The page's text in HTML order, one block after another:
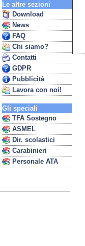
Le altre sezioni
Download
News
FAQ
Chi siamo?
Contatti
GDPR
Pubblicità
Lavora con noi!
Gli speciali
TFA Sostegno
ASMEL
Dir. scolastici
Carabinieri
Personale ATA